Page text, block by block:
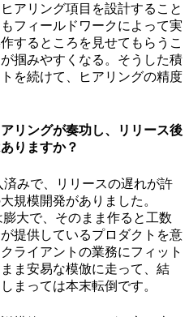
アリング項目を設計すること
フィールドワークによって実
するところを見せてもらうこ
掴みやすくなる。そうした積
を続けて、ヒアリングの精度
リングが奏功し、リリース後
りますか？
みで、リリースの遅れが許
規模開発がありました。
大で、そのまま作ると工数
提供しているプロダクトを意
ライアントの業務にフィット
ま安易な模倣に走って、結
まっては本末転倒です。